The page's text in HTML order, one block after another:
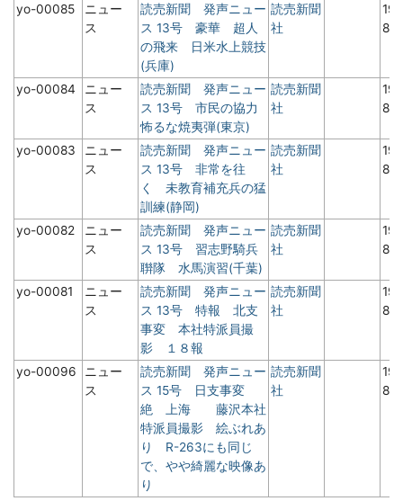
yo-00085
ニュー
ス
読売新聞 発声ニュー
ス 13号 豪華 超人
の飛来 日米水上競技
(兵庫)
読売新聞
社
8
yo-00084
ニュー
ス
読売新聞 発声ニュー
ス 13号 市民の協力
怖るな焼夷弾(東京)
読売新聞
社
8
yo-00083
ニュー
ス
読売新聞 発声ニュー
ス 13号 非常を往
く 未教育補充兵の猛
訓練(静岡)
読売新聞
社
8
yo-00082
ニュー
ス
読売新聞 発声ニュー
ス 13号 習志野騎兵
聨隊 水馬演習(千葉)
読売新聞
社
8
yo-00081
ニュー
ス
読売新聞 発声ニュー
ス 13号 特報 北支
事変 本社特派員撮
影 １８報
読売新聞
社
8
yo-00096
ニュー
ス
読売新聞 発声ニュー
ス 15号 日支事変
絶 上海 藤沢本社
特派員撮影 絵ぶれあ
り R-263にも同じ
で、やや綺麗な映像あ
り
読売新聞
社
8